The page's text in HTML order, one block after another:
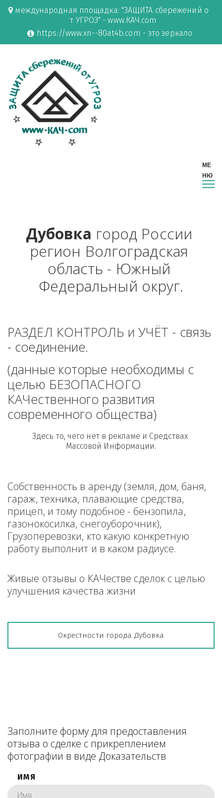
международная площадка: "ЗАЩИТА сбережений о
т УГРОЗ" - www.КАЧ.com
https://www.xn--80at4b.com - это зеркало
Дубовка город России
регион Волгоградская
область - Южный
Федеральный округ.
РАЗДЕЛ КОНТРОЛЬ и УЧЁТ - связь
- соединение.
(данные которые необходимы с
целью БЕЗОПАСНОГО
КАЧественного развития
современного общества)
Здесь то, чего нет в рекламе и Средствах
Массовой Информации.
Собственность в аренду (земля, дом, баня,
гараж, техника, плавающие средства,
прицеп, и тому подобное - бензопила,
газонокосилка, снегоуборочник),
Грузоперевозки, кто какую конкретную
работу выполнит и в каком радиусе.
Живые отзывы о КАЧестве сделок с целью
улучшения качества жизни
Окрестности города Дубовка
Заполните форму для предоставления
отзыва о сделке с прикреплением
фотографии в виде Доказательств
ИМЯ